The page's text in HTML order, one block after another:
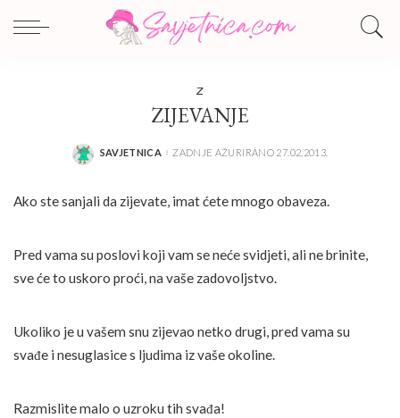
Z
ZIJEVANJE
POSTED
SAVJETNICA ZADNJE AŽURIRANO 27.02.2013.
Ako ste sanjali da zijevate, imat ćete mnogo obaveza.
Pred vama su poslovi koji vam se neće svidjeti, ali ne brinite,
sve će to uskoro proći, na vaše zadovoljstvo.
Ukoliko je u vašem snu zijevao netko drugi, pred vama su
svađe i nesuglasice s ljudima iz vaše okoline.
Razmislite malo o uzroku tih svađa!